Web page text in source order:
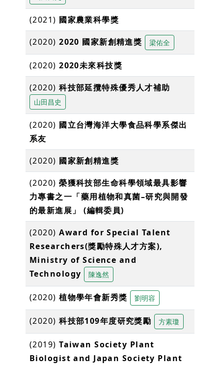
(2021) 國家農業科學獎
(2020)2020 國家新創精進獎 梁佑全
(2020)2020未來科技獎
(2020)科技部延攬特殊優秀⼈才補助
山田昌史
(2020) 國立台灣海洋大學食品科學系傑出
系友
(2020) 國家新創精進獎
(2020)榮獲科技部生命科學領域最具影響
力專書之一「藥用植物和真菌–研究與開發
的最新進展」 (編輯委員)
(2020)Award for Special Talent
Researchers(獎勵特殊人才方案),
Ministry of Science and
Technology
陳逸然
(2020)植物學年會新秀獎 劉明容
(2020)科技部109年度研究獎勵 方素瓊
(2019)Taiwan Society Plant
Biologist and Japan Society Plant